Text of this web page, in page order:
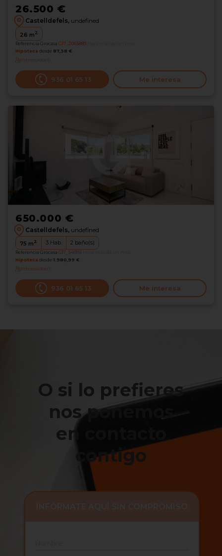
26.500 €
Castelldefels, undefined
26 m2
Referencia Grocasa G17_2065889
Hipoteca desde 87,38 €
Interesados0
936 01 65 13 Me interesa
650.000 €
Castelldefels, undefined
75 m2 3 Hab. 2 baño(s)
Referencia Grocasa G17_540151
Hipoteca desde 1.980,99 €
Interesados0
936 01 65 13 Me interesa
O si lo prefieres
nos ponemos
en contacto
contigo